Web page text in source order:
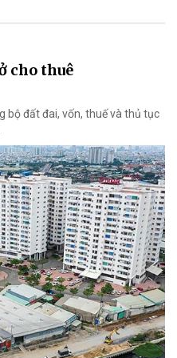
cho thuê
bộ đất đai, vốn, thuế và thủ tục